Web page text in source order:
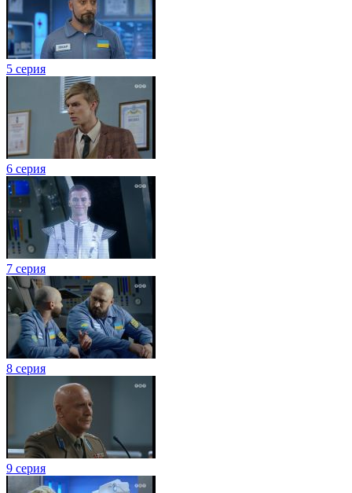
5 серия
6 серия
7 серия
8 серия
9 серия